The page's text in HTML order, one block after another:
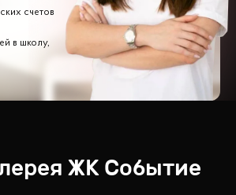
счетов
в школу,
ЖК Событие